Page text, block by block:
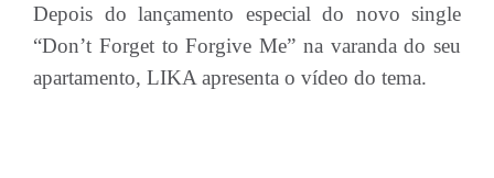
Depois do lançamento especial do novo single
“Don’t Forget to Forgive Me” na varanda do seu
apartamento, LIKA apresenta o vídeo do tema.